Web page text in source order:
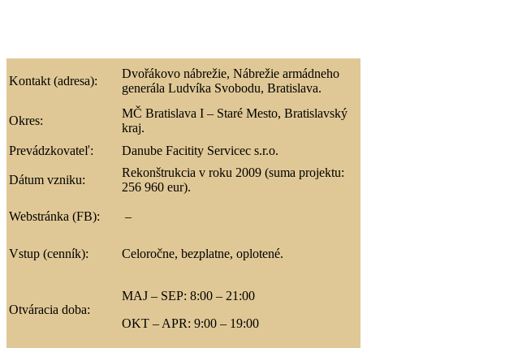
Kontakt (adresa):
Dvořákovo nábrežie, Nábrežie armádneho
generála Ludvíka Svobodu, Bratislava.
Okres:
MČ Bratislava I – Staré Mesto, Bratislavský
kraj.
Prevádzkovateľ:
Danube Facitity Servicec s.r.o.
Dátum vzniku:
Rekonštrukcia v roku 2009 (suma projektu:
256 960 eur).
Webstránka (FB): –
Vstup (cenník): Celoročne, bezplatne, oplotené.
Otváracia doba:
MAJ – SEP: 8:00 – 21:00
OKT – APR: 9:00 – 19:00